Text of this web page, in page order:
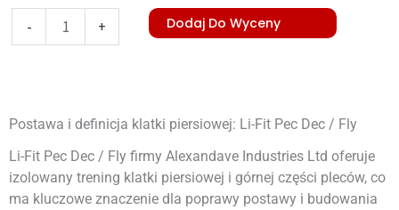
-
Li-
Dec
/
Fly
+ Dodaj Do Wyceny
Postawa i definicja klatki piersiowej: Li-Fit Pec Dec / Fly
Li-Fit Pec Dec / Fly firmy Alexandave Industries Ltd oferuje
izolowany trening klatki piersiowej i górnej części pleców, co
ma kluczowe znaczenie dla poprawy postawy i budowania